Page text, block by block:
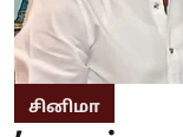
சினிமா